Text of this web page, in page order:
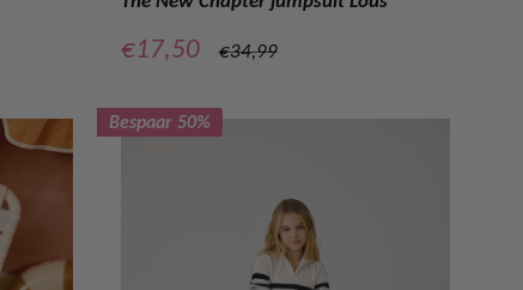
Verkoopprijs
€17,50
Normale
€34,99
Bespaar 50%